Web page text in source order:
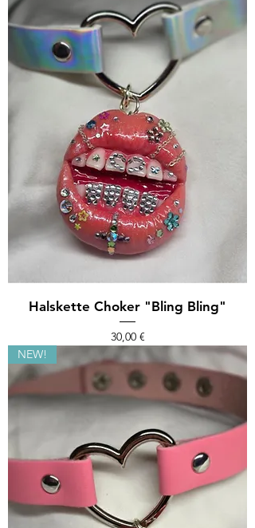
Halskette Choker "Bling Bling"
Preis
30,00 €
NEW!